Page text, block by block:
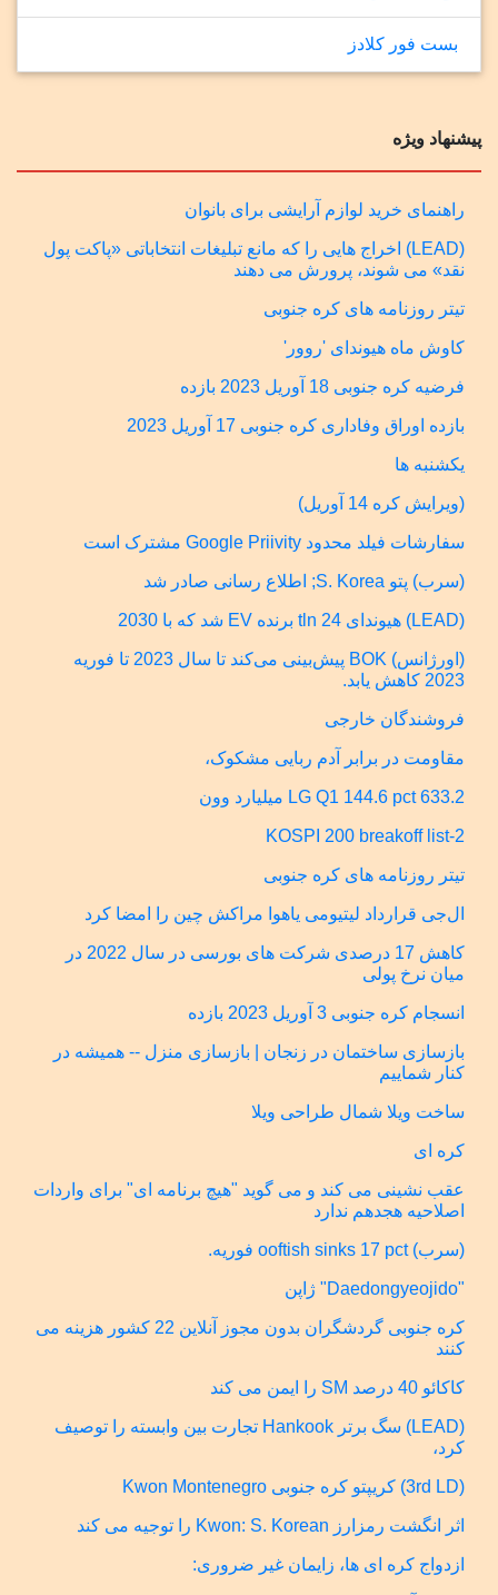
بست فور کلادز
پیشنهاد ویژه
راهنمای خرید لوازم آرایشی برای بانوان
(LEAD) اخراج هایی را که مانع تبلیغات انتخاباتی «پاکت پول
نقد» می شوند، پرورش می دهند
تیتر روزنامه های کره جنوبی
کاوش ماه هیوندای 'روور'
فرضیه کره جنوبی 18 آوریل 2023 بازده
بازده اوراق وفاداری کره جنوبی 17 آوریل 2023
یکشنبه ها
(ویرایش کره 14 آوریل)
سفارشات فیلد محدود Google Priivity مشترک است
(سرب) پتو S. Korea; اطلاع رسانی صادر شد
(LEAD) هیوندای 24 tln برنده EV شد که با 2030
(اورژانس) BOK پیش‌بینی می‌کند تا سال 2023 تا فوریه
2023 کاهش یابد.
فروشندگان خارجی
مقاومت در برابر آدم ربایی مشکوک،
LG Q1 144.6 pct 633.2 میلیارد وون
KOSPI 200 breakoff list-2
تیتر روزنامه های کره جنوبی
ال‌جی قرارداد لیتیومی یاهوا مراکش چین را امضا کرد
کاهش 17 درصدی شرکت های بورسی در سال 2022 در
میان نرخ پولی
انسجام کره جنوبی 3 آوریل 2023 بازده
بازسازی ساختمان در زنجان | بازسازی منزل -- همیشه در
کنار شماییم
ساخت ویلا شمال طراحی ویلا
کره ای
عقب نشینی می کند و می گوید "هیچ برنامه ای" برای واردات
اصلاحیه هجدهم ندارد
(سرب) ooftish sinks 17 pct فوریه.
"Daedongyeojido" ژاپن
کره جنوبی گردشگران بدون مجوز آنلاین 22 کشور هزینه می
کنند
کاکائو 40 درصد SM را ایمن می کند
(LEAD) سگ برتر Hankook تجارت بین وابسته را توصیف
کرد،
(3rd LD) کریپتو کره جنوبی Kwon Montenegro
اثر انگشت رمزارز Kwon: S. Korean را توجیه می کند
ازدواج کره ای ها، زایمان غیر ضروری: